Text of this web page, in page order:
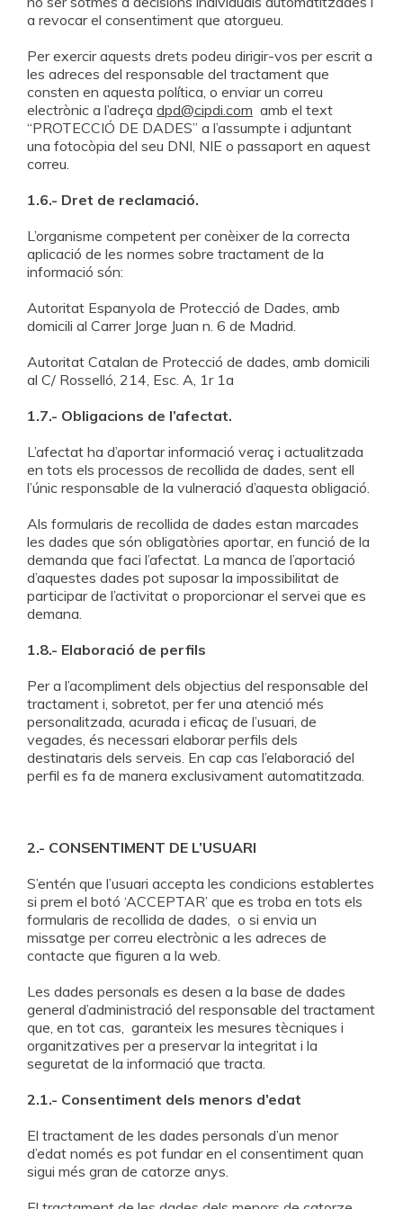
a revocar el consentiment que atorgueu.
Per exercir aquests drets podeu dirigir-vos per escrit a
les adreces del responsable del tractament que
consten en aquesta política, o enviar un correu
electrònic a l’adreça dpd@cipdi.com amb el text
“PROTECCIÓ DE DADES” a l’assumpte i adjuntant
una fotocòpia del seu DNI, NIE o passaport en aquest
correu.
1.6.- Dret de reclamació.
L’organisme competent per conèixer de la correcta
aplicació de les normes sobre tractament de la
informació són:
Autoritat Espanyola de Protecció de Dades, amb
domicili al Carrer Jorge Juan n. 6 de Madrid.
Autoritat Catalan de Protecció de dades, amb domicili
al C/ Rosselló, 214, Esc. A, 1r 1a
1.7.- Obligacions de l’afectat.
L’afectat ha d’aportar informació veraç i actualitzada
en tots els processos de recollida de dades, sent ell
l’únic responsable de la vulneració d’aquesta obligació.
Als formularis de recollida de dades estan marcades
les dades que són obligatòries aportar, en funció de la
demanda que faci l’afectat. La manca de l’aportació
d’aquestes dades pot suposar la impossibilitat de
participar de l’activitat o proporcionar el servei que es
demana.
1.8.- Elaboració de perfils
Per a l’acompliment dels objectius del responsable del
tractament i, sobretot, per fer una atenció més
personalitzada, acurada i eficaç de l’usuari, de
vegades, és necessari elaborar perfils dels
destinataris dels serveis. En cap cas l’elaboració del
perfil es fa de manera exclusivament automatitzada.
2.- CONSENTIMENT DE L’USUARI
S’entén que l’usuari accepta les condicions establertes
si prem el botó ‘ACCEPTAR’ que es troba en tots els
formularis de recollida de dades, o si envia un
missatge per correu electrònic a les adreces de
contacte que figuren a la web.
Les dades personals es desen a la base de dades
general d’administració del responsable del tractament
que, en tot cas, garanteix les mesures tècniques i
organitzatives per a preservar la integritat i la
seguretat de la informació que tracta.
2.1.- Consentiment dels menors d’edat
El tractament de les dades personals d’un menor
d’edat només es pot fundar en el consentiment quan
sigui més gran de catorze anys.